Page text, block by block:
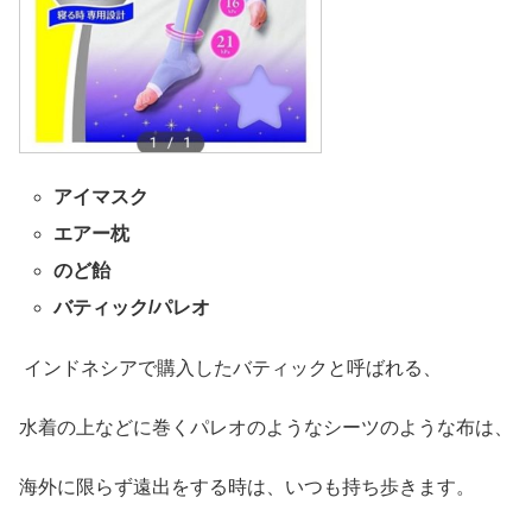
アイマスク
エアー枕
のど飴
バティック/パレオ
インドネシアで購入したバティックと呼ばれる、
水着の上などに巻くパレオのようなシーツのような布は、
海外に限らず遠出をする時は、いつも持ち歩きます。